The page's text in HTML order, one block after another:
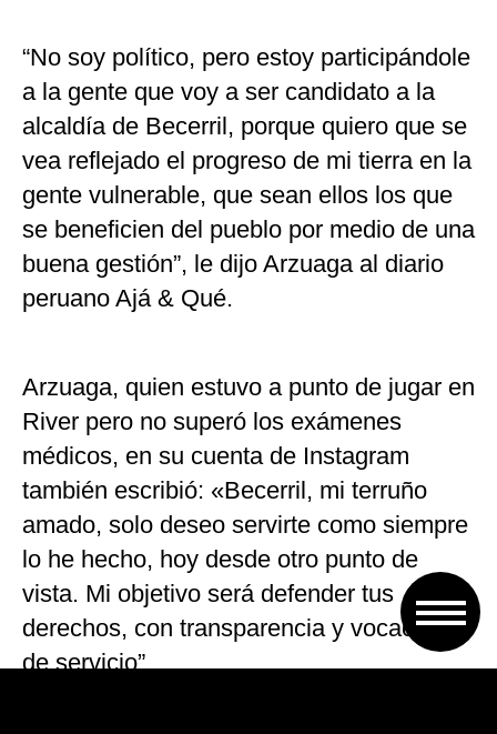
“No soy político, pero estoy participándole
a la gente que voy a ser candidato a la
alcaldía de Becerril, porque quiero que se
vea reflejado el progreso de mi tierra en la
gente vulnerable, que sean ellos los que
se beneficien del pueblo por medio de una
buena gestión”, le dijo Arzuaga al diario
peruano Ajá & Qué.
Arzuaga, quien estuvo a punto de jugar en
River pero no superó los exámenes
médicos, en su cuenta de Instagram
también escribió: «Becerril, mi terruño
amado, solo deseo servirte como siempre
lo he hecho, hoy desde otro punto de
vista. Mi objetivo será defender tus
derechos, con transparencia y vocación
de servicio”.